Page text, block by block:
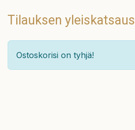
Tilauksen yleiskatsaus
Ostoskorisi on tyhjä!